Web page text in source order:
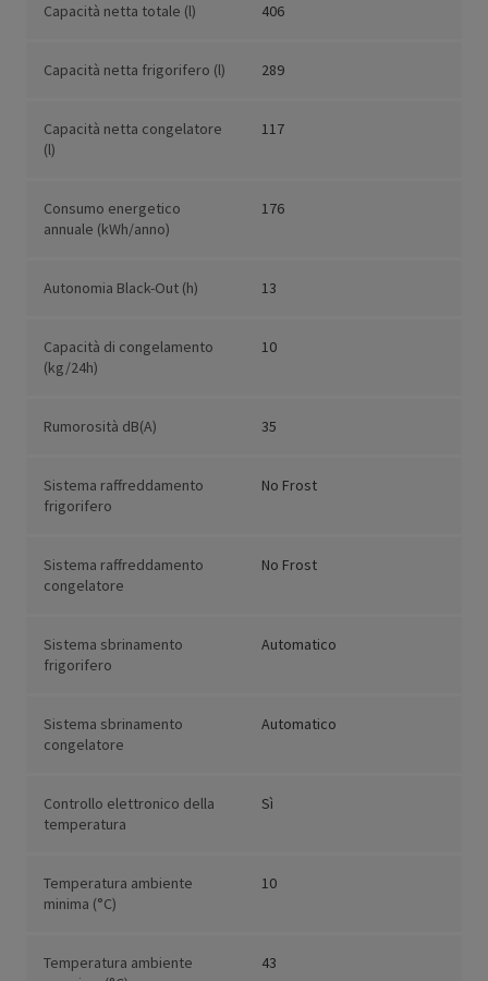
Capacità netta totale (l) 406
Capacità netta frigorifero (l) 289
Capacità netta congelatore
(l)
117
Consumo energetico
annuale (kWh/anno)
176
Autonomia Black-Out (h) 13
Capacità di congelamento
(kg/24h)
10
Rumorosità dB(A) 35
Sistema raffreddamento
frigorifero
No Frost
Sistema raffreddamento
congelatore
No Frost
Sistema sbrinamento
frigorifero
Automatico
Sistema sbrinamento
congelatore
Automatico
Controllo elettronico della
temperatura
Sì
Temperatura ambiente
minima (°C)
10
Temperatura ambiente
43